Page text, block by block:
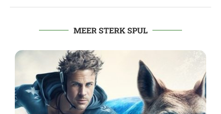
MEER STERK SPUL